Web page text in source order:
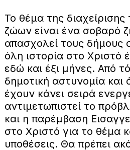
Το θέμα της
ζώων είναι ένα σοβαρό
απασχολεί τους
όλη ιστορία στο Χριστό
εδώ και έξι μήνες. Από
δημοτική αστυνομία και
έχουν κάνει σειρά
αντιμετωπιστεί το
και η παρέμβαση
στο Χριστό για το θέμα
υποθέσεις. Θα πρέπει